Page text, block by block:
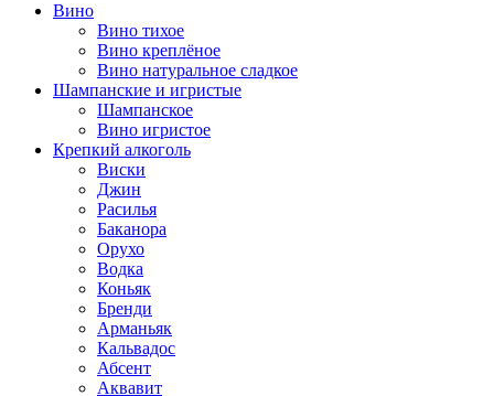
Вино
Вино тихое
Вино креплёное
Вино натуральное сладкое
Шампанские и игристые
Шампанское
Вино игристое
Крепкий алкоголь
Виски
Джин
Расилья
Баканора
Орухо
Водка
Коньяк
Бренди
Арманьяк
Кальвадос
Абсент
Аквавит